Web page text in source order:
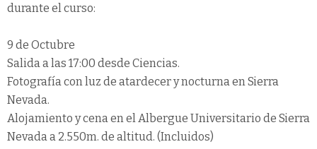
durante el curso:
9 de Octubre
Salida a las 17:00 desde Ciencias.
Fotografía con luz de atardecer y nocturna en Sierra
Nevada.
Alojamiento y cena en el Albergue Universitario de Sierra
Nevada a 2.550m. de altitud. (Incluidos)